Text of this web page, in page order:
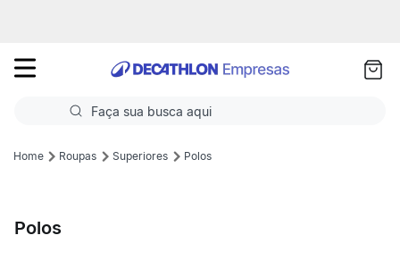
Faça sua busca aqui
Termos mais buscados
2ºCorrida
Roupas Superiores Polos
Polos